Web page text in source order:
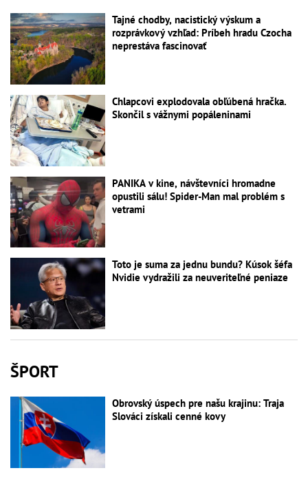
Tajné chodby, nacistický výskum a
rozprávkový vzhľad: Príbeh hradu Czocha
neprestáva fascinovať
Chlapcovi explodovala obľúbená hračka.
Skončil s vážnymi popáleninami
PANIKA v kine, návštevníci hromadne
opustili sálu! Spider-Man mal problém s
vetrami
Toto je suma za jednu bundu? Kúsok šéfa
Nvidie vydražili za neuveriteľné peniaze
ŠPORT
Obrovský úspech pre našu krajinu: Traja
Slováci získali cenné kovy